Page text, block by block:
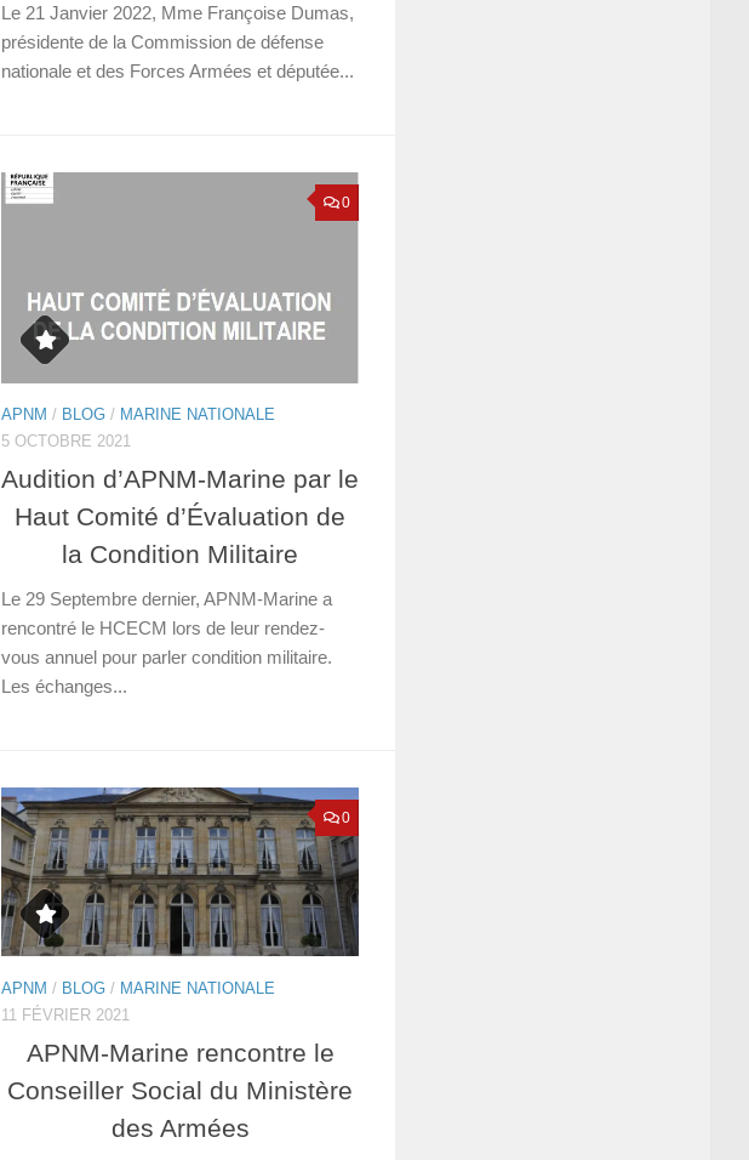
Le 21 Janvier 2022, Mme Françoise Dumas,
présidente de la Commission de défense
nationale et des Forces Armées et députée...
0
APNM / BLOG / MARINE NATIONALE
5 OCTOBRE 2021
Audition d’APNM-Marine par le
Haut Comité d’Évaluation de
la Condition Militaire
Le 29 Septembre dernier, APNM-Marine a
rencontré le HCECM lors de leur rendez-
vous annuel pour parler condition militaire.
Les échanges...
0
APNM / BLOG / MARINE NATIONALE
11 FÉVRIER 2021
APNM-Marine rencontre le
Conseiller Social du Ministère
des Armées